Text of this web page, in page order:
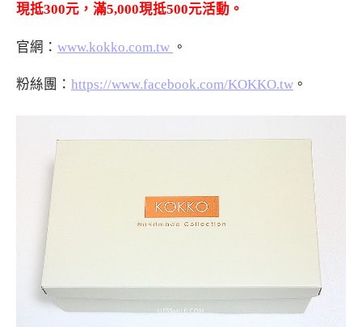
現抵300元，滿5,000現抵500元活動。
官網： www.kokko.com.tw 。
粉絲團： https://www.facebook.com/KOKKO.tw 。